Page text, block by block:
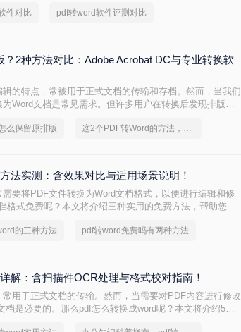
件对比 pdf转word软件评测对比
2种方法对比：Adobe Acrobat DC与专业转换软
的特点，常被用于正式文档的传输和存档。然而，当我们
Word文档是常见需求。但许多用户在转换后发现排版混
。
么保留原排版 这2个PDF转Word的方法，高效率转换，排版不乱码！
法实测：含效果对比与适用场景说明！
要将PDF文件转换为Word文档格式，以便进行编辑和修
格式免费呢？本文将介绍三种实用的免费方法，帮助您轻
的三种方法 pdf转word免费吗有两种方法
解：含扫描件OCR处理与格式校对指南！
用于正式文档的传输。然而，当需要对PDF内容进行修改
档是必要的。那么pdf怎么转换成word呢？本文将介绍5种